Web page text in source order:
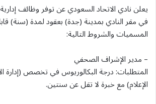
يعلن نادي الاتحاد السعودي عن توفر وظائف
في مقر النادي بمدينة (جدة) بعقود لمدة (سنة)
المسميات والشروط التالية:
– مدير الإشراف الصحفي
المتطلبات: درجة البكالوريوس في تخصص (إدارة
الإعلام) مع خبرة لا تقل عن سنتين.